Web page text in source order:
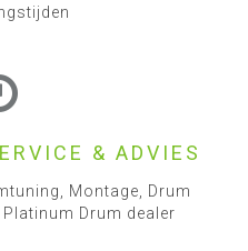
& ADVIES
Montage, Drum
Drum dealer